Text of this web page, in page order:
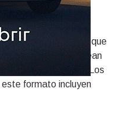
es un formato que
un sitio para que sean
o sitios web. Los
formato incluyen